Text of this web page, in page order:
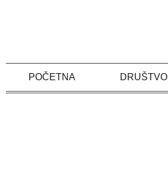
POČETNA DRUŠTVO